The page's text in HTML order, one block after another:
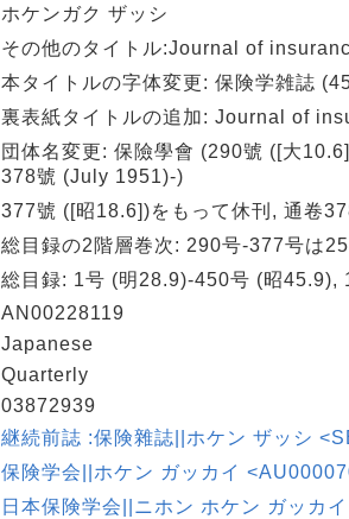
ホケンガク ザッシ
その他のタイトル:Journal of
本タイトルの字体変更: 保険学雑誌
裏表紙タイトルの追加: Journal of
団体名変更: 保險學會 (290號 ([大
378號 (July 1951)-)
377號 ([昭18.6])をもって休刊, 通卷
総目録の2階層巻次: 290号-377号は
総目録: 1号 (明28.9)-450号 (昭45.9),
AN00228119
Japanese
Quarterly
03872939
継続前誌 :保険雜誌||ホケン ザッシ
保険学会||ホケン ガッカイ
日本保険学会||ニホン ホケン ガッカ